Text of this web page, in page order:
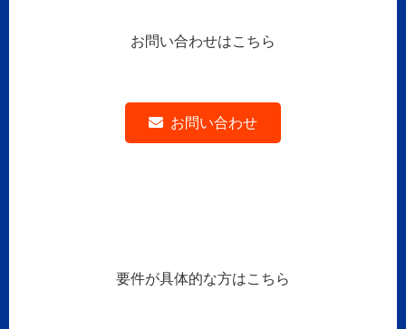
お問い合わせはこちら
お問い合わせ
要件が具体的な方はこちら